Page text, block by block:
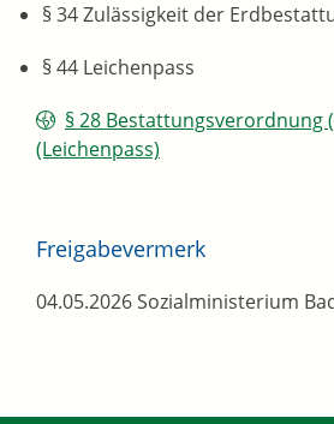
§ 34Zulässigkeit der
§ 44 Leichenpass
§ 28 Bestattungsverordnung
(Leichenpass)
Freigabevermerk
04.05.2026 Sozialministerium